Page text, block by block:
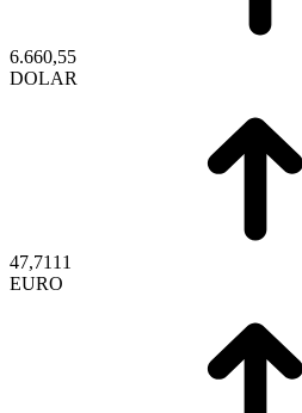
6.660,55
DOLAR
47,7111
EURO